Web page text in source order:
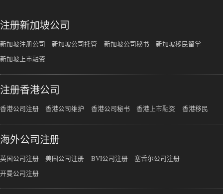
注册新加坡公司
新加坡注册公司 新加坡公司托管 新加坡公司秘书 新加坡移民留学
新加坡上市融资
注册香港公司
香港公司注册 香港公司维护 香港公司秘书 香港上市融资 香港移民
海外公司注册
英国公司注册 美国公司注册 BVI公司注册 塞舌尔公司注册
开曼公司注册